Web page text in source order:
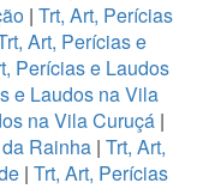
| Trt, Art, Perícias
Art, Perícias e
Perícias e Laudos
e Laudos na Vila
na Vila Curuçá |
Rainha | Trt, Art,
| Trt, Art, Perícias